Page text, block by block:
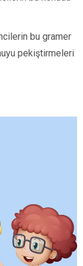
bu gramer
pekiştirmeleri